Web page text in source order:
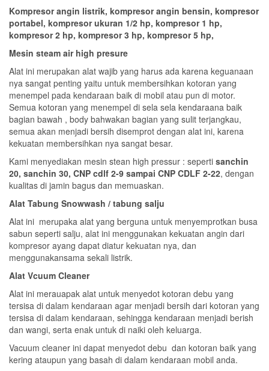
Kompresor angin listrik, kompresor angin bensin, kompresor
portabel, kompresor ukuran 1/2 hp, kompresor 1 hp,
kompresor 2 hp, kompresor 3 hp, kompresor 5 hp,
Mesin steam air high presure
Alat ini merupakan alat wajib yang harus ada karena keguanaan
nya sangat penting yaitu untuk membersihkan kotoran yang
menempel pada kendaraan baik di mobil atau pun di motor.
Semua kotoran yang menempel di sela sela kendaraana baik
bagian bawah , body bahwakan bagian yang sulit terjangkau,
semua akan menjadi bersih disemprot dengan alat ini, karena
kekuatan membersihkan nya sangat besar.
Kami menyediakan mesin stean high pressur : seperti sanchin
20, sanchin 30, CNP cdlf 2-9 sampai CNP CDLF 2-22, dengan
kualitas di jamin bagus dan memuaskan.
Alat Tabung Snowwash / tabung salju
Alat ini merupaka alat yang berguna untuk menyemprotkan busa
sabun seperti salju, alat ini menggunakan kekuatan angin dari
kompresor ayang dapat diatur kekuatan nya, dan
menggunakansama sekali listrik.
Alat Vcuum Cleaner
Alat ini merauapak alat untuk menyedot kotoran debu yang
tersisa di dalam kendaraan agar menjadi bersih dari kotoran yang
tersisa di dalam kendaraan, sehingga kendaraan menjadi berish
dan wangi, serta enak untuk di naiki oleh keluarga.
Vacuum cleaner ini dapat menyedot debu dan kotoran baik yang
kering ataupun yang basah di dalam kendaraan mobil anda.